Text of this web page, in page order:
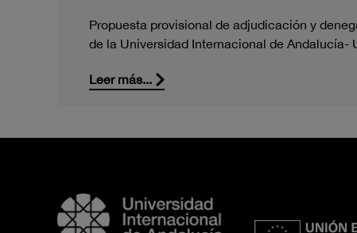
Propuesta provisional de adjudicación y
de la Universidad Internacional de Andalucía-
Leer más...